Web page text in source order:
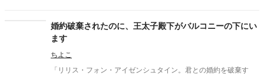
婚約破棄されたのに、王太子殿下がバルコニーの下にい
ます
ちよこ
「リリス・フォン・アイゼンシュタイン。君との婚約を破棄す